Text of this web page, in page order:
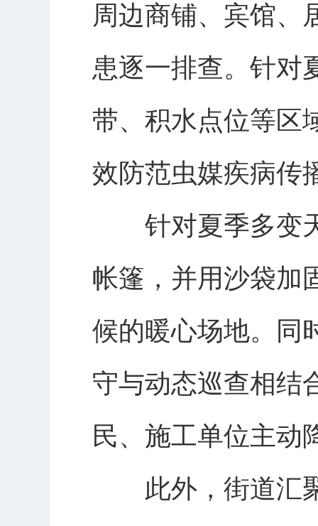
周边商铺、宾馆、
患逐一排查。针对
带、积水点位等区
效防范虫媒疾病传
针对夏季多变天
帐篷，并用沙袋加
候的暖心场地。同
守与动态巡查相结
民、施工单位主动
此外，街道汇聚